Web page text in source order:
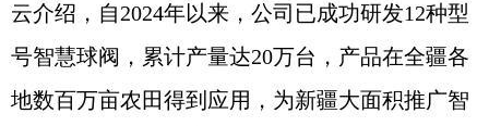
云介绍，自2024年以来，公司已成功研发12种型
号智慧球阀，累计产量达20万台，产品在全疆各
地数百万亩农田得到应用，为新疆大面积推广智